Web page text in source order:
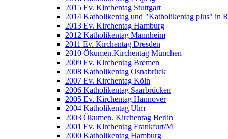
2015 Ev. Kirchentag Stuttgart
2014 Katholikentag und "Katholikentag plus" in
2013 Ev. Kirchentag Hamburg
2012 Katholikentag Mannheim
2011 Ev. Kirchentag Dresden
2010 Ökumen.Kirchentag München
2009 Ev. Kirchentag Bremen
2008 Katholikentag Osnabrück
2007 Ev. Kirchentag Köln
2006 Katholikentag Saarbrücken
2005 Ev. Kirchentag Hannover
2004 Katholikentag Ulm
2003 Ökumen. Kirchentag Berlin
2001 Ev. Kirchentag Frankfurt/M
2000 Katholikentag Hamburg